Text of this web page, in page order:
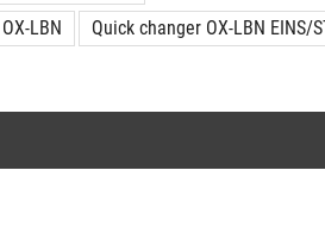
LBN
Quick changer OX-LBN EINS/